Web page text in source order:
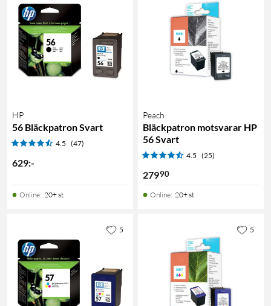
HP
56 Bläckpatron Svart
4.5 (47)
629:-
Online: 20+ st
Peach
Bläckpatron motsvarar HP
56 Svart
4.5 (25)
27990
Online: 20+ st
5 5